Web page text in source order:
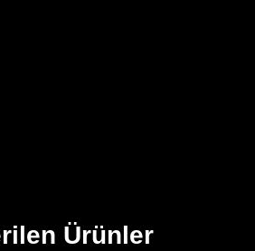
Ürünler